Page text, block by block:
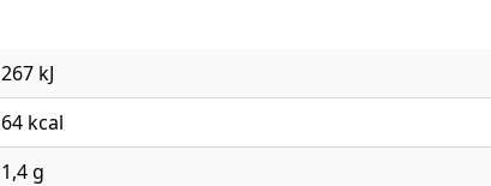
267 kJ
64 kcal
1,4 g